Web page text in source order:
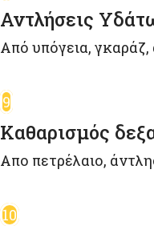
Αντλήσεις
Από υπόγεια,
9
Καθαρισμός
Απο πετρέλαιο,
10